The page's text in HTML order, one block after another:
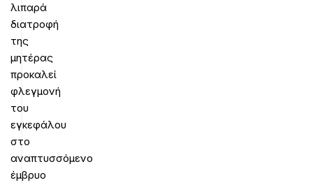
λιπαρά
διατροφή
της
μητέρας
προκαλεί
φλεγμονή
του
εγκεφάλου
στο
αναπτυσσόμενο
έμβρυο